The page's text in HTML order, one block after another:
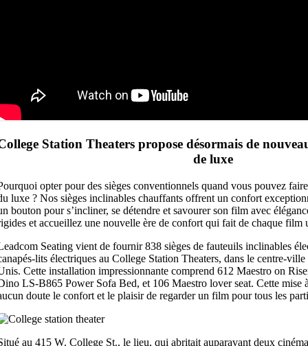
Station Theaters propose désormais de
de luxe
opter pour des sièges conventionnels quand vous pouvez
luxe ? Nos sièges inclinables chauffants offrent un confort
bouton pour s’incliner, se détendre et savourer son film avec
et accueillez une nouvelle ère de confort qui fait de chaque film
Seating vient de fournir 838 sièges de fauteuils inclinables
lits électriques au College Station Theaters, dans le centre-
Cette installation impressionnante comprend 612 Maestro on
LS-B865 Power Sofa Bed, et 106 Maestro lover seat. Cette mise
doute le confort et le plaisir de regarder un film pour tous les
au 415 W. College St., le lieu, qui abritait auparavant deux